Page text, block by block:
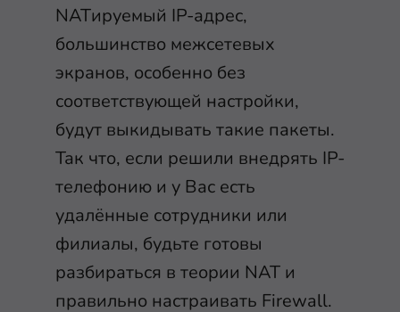
NATируемый IP-адрес,
большинство межсетевых
экранов, особенно без
соответствующей настройки,
будут выкидывать такие пакеты.
Так что, если решили внедрять IP-
телефонию и у Вас есть
удалённые сотрудники или
филиалы, будьте готовы
разбираться в теории NAT и
правильно настраивать Firewall.